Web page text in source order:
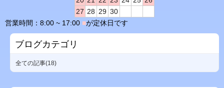
27 28 29 30
営業時間：8:00 ~ 17:00 ■が定休日です
ブログカテゴリ
全ての記事(18)